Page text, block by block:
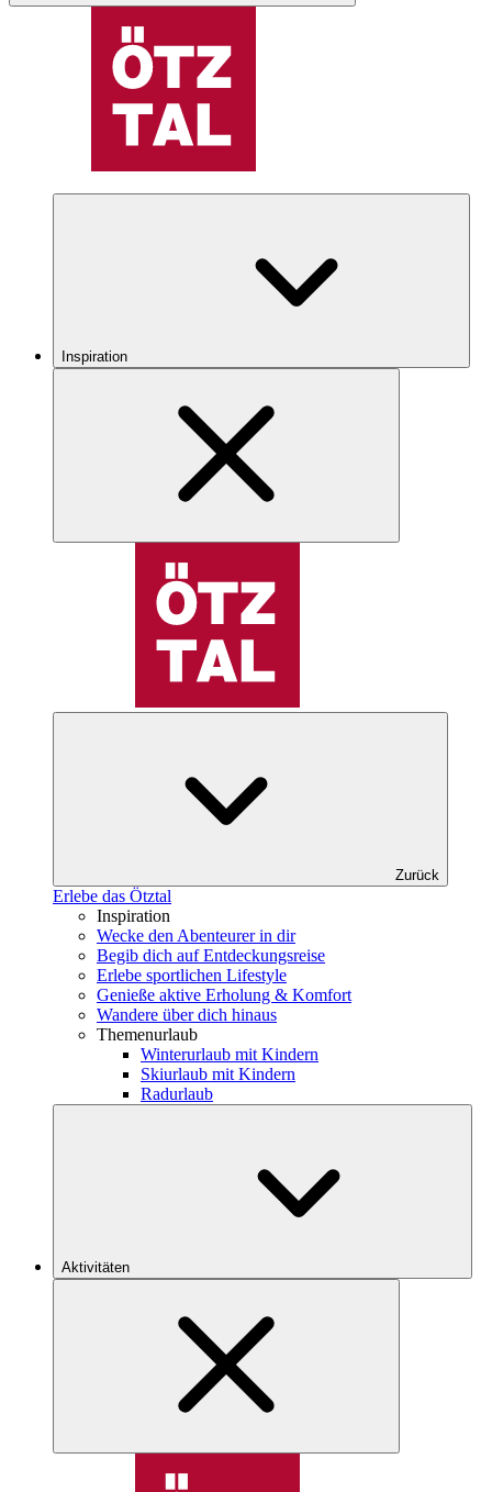
Inspiration
Zurück
Erlebe das Ötztal
Inspiration
Wecke den Abenteurer in dir
Begib dich auf Entdeckungsreise
Erlebe sportlichen Lifestyle
Genieße aktive Erholung & Komfort
Wandere über dich hinaus
Themenurlaub
Winterurlaub mit Kindern
Skiurlaub mit Kindern
Radurlaub
Aktivitäten